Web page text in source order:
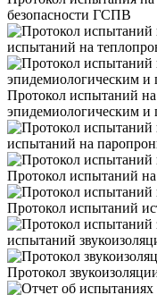
безопасности ГСПВ
испытаний на
Протокол испытаний
эпидемиологическим и
испытаний на
Протокол испытаний
Протокол испытаний
испытаний
Протокол